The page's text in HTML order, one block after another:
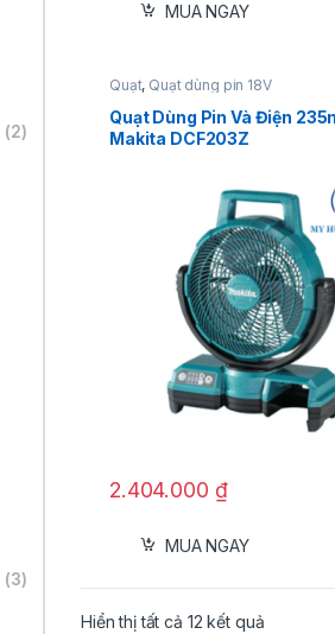
MUA NGAY
Quạt, Quạt dùng pin 18V
Quạt Dùng Pin Và Điện
Makita DCF203Z
2.404.000 ₫
MUA NGAY
Hiển thị tất cả 12 kết quả
(2)
(3)